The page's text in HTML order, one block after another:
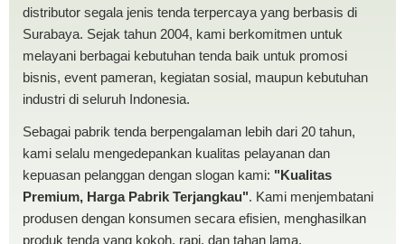
distributor segala jenis tenda terpercaya yang berbasis di
Surabaya. Sejak tahun 2004, kami berkomitmen untuk
melayani berbagai kebutuhan tenda baik untuk promosi
bisnis, event pameran, kegiatan sosial, maupun kebutuhan
industri di seluruh Indonesia.
Sebagai pabrik tenda berpengalaman lebih dari 20 tahun,
kami selalu mengedepankan kualitas pelayanan dan
kepuasan pelanggan dengan slogan kami: "Kualitas
Premium, Harga Pabrik Terjangkau". Kami menjembatani
produsen dengan konsumen secara efisien, menghasilkan
produk tenda yang kokoh, rapi, dan tahan lama.